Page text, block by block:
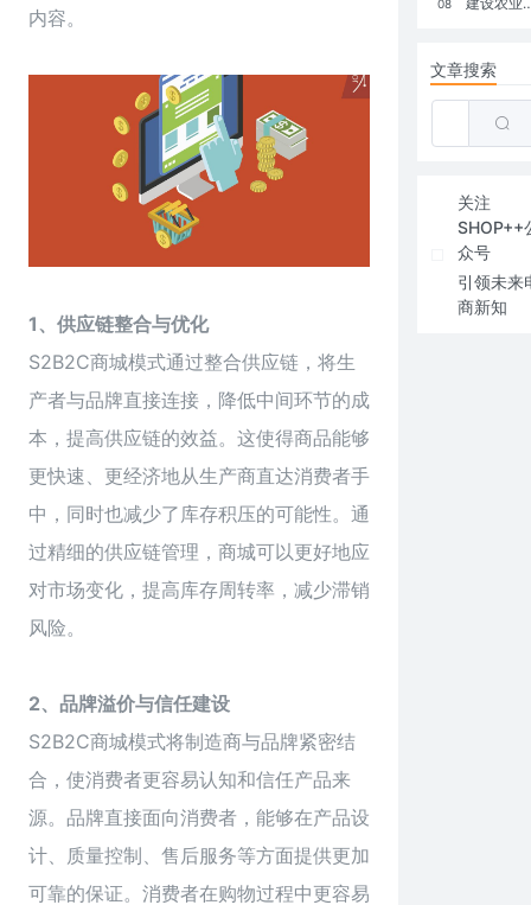
内容。
1、供应链整合与优化
S2B2C商城模式通过整合供应链，将生
产者与品牌直接连接，降低中间环节的成
本，提高供应链的效益。这使得商品能够
更快速、更经济地从生产商直达消费者手
中，同时也减少了库存积压的可能性。通
过精细的供应链管理，商城可以更好地应
对市场变化，提高库存周转率，减少滞销
风险。
2、品牌溢价与信任建设
S2B2C商城模式将制造商与品牌紧密结
合，使消费者更容易认知和信任产品来
源。品牌直接面向消费者，能够在产品设
计、质量控制、售后服务等方面提供更加
可靠的保证。消费者在购物过程中更容易
08
文章搜索
关注
SHOP++
众号
引领未来
商新知